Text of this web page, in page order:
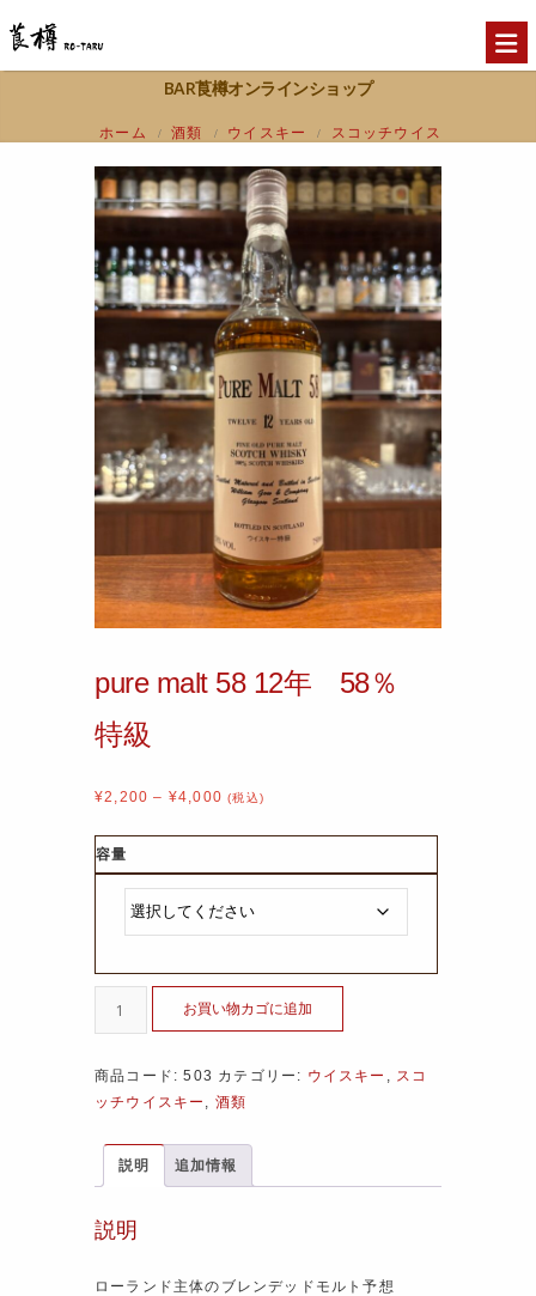
BAR莨樽オンラインショップ
ホーム / 酒類 / ウイスキー /
スコッチウイス
pure malt 58 12年 58％
特級
¥2,200 – ¥4,000 (税込)
容量
お買い物カゴに追加
商品コード:503 カテゴリー: ウイスキー , スコ
ッチウイスキー , 酒類
説明 追加情報
説明
ローランド主体のブレンデッドモルト予想